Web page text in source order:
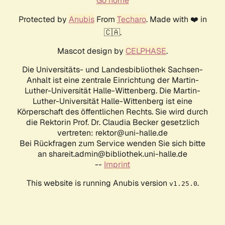
Protected by AnubisFrom Techaro. Made with ❤️ in
🇨🇦.
Mascot design by CELPHASE.
Die Universitäts- und Landesbibliothek Sachsen-
Anhalt ist eine zentrale Einrichtung der Martin-
Luther-Universität Halle-Wittenberg. Die Martin-
Luther-Universität Halle-Wittenberg ist eine
Körperschaft des öffentlichen Rechts. Sie wird durch
die Rektorin Prof. Dr. Claudia Becker gesetzlich
vertreten: rektor@uni-halle.de
Bei Rückfragen zum Service wenden Sie sich bitte
an shareit.admin@bibliothek.uni-halle.de
-- Imprint
This website is running Anubis version v1.25.0.